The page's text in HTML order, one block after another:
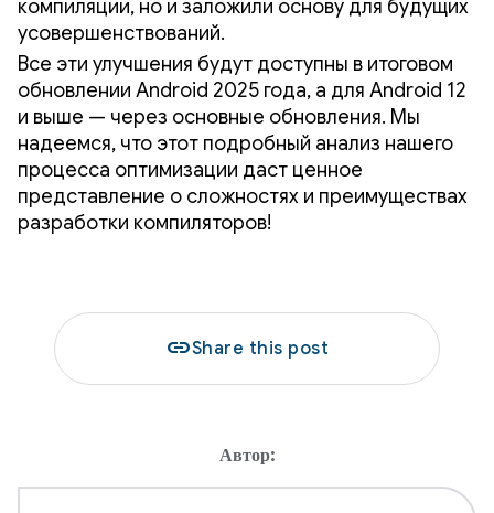
компиляции, но и заложили основу для будущих
усовершенствований.
Все эти улучшения будут доступны в итоговом
обновлении Android 2025 года, а для Android 12
и выше — через основные обновления. Мы
надеемся, что этот подробный анализ нашего
процесса оптимизации даст ценное
представление о сложностях и преимуществах
разработки компиляторов!
linkShare this post
Автор: